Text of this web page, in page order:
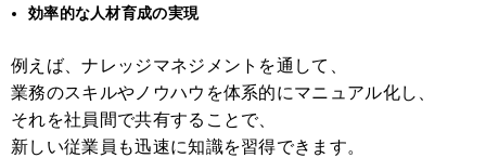
効率的な人材育成の実現
例えば、ナレッジマネジメントを通して、
業務のスキルやノウハウを体系的にマニュアル化し、
それを社員間で共有することで、
新しい従業員も迅速に知識を習得できます。